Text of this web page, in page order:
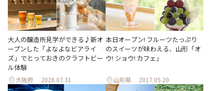
大人の醸造所見学ができる♪新オ
ープンした「よなよなビアライ
ズ」でとっておきのクラフトビー
ル体験
大阪府 2026.07.31
本日オープン! フルーツたっぷり
のスイーツが味わえる、山形「オ
ウ! ショウ! カフェ」
山形県 2017.05.20